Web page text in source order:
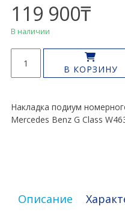
119 900₸
В наличии
товара
Подиум
знака
G
В КОРЗИНУ
Накладка подиум
Mercedes Benz G Class
Описание